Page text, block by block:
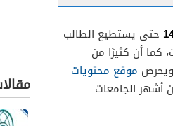
حتى يستطيع الطالب
كما أن كثيرًا من
موقع محتويات
أشهر الجامعات